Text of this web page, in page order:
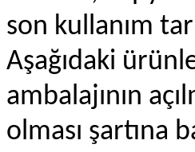
son kullanım
Aşağıdaki
ambalajının
olması şartına